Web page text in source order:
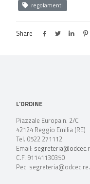
regolamenti
Share
L’ORDINE
Piazzale Europa n. 2/C
42124 Reggio Emilia (RE)
Tel. 0522 271112
Email:
C.F. 91141130350
Pec.